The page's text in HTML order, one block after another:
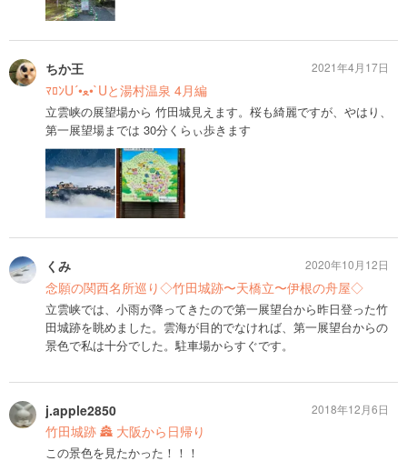
ちか王
ﾏﾛﾝU´•ﻌ•`Uと湯村温泉 4月編
立雲峡の展望場から 竹田城見えます。桜も綺麗ですが、やはり、
第一展望場までは 30分くらぃ歩きます
2021年4月17日
くみ
念願の関西名所巡り◇竹田城跡〜天橋立〜伊根の舟屋◇
立雲峡では、小雨が降ってきたので第一展望台から昨日登った竹
田城跡を眺めました。雲海が目的でなければ、第一展望台からの
景色で私は十分でした。駐車場からすぐです。
2020年10月12日
j.apple2850
竹田城跡 🏯 大阪から日帰り
この景色を見たかった！！！
2018年12月6日